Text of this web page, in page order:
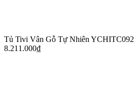
Tủ Tivi Vân Gỗ Tự Nhiên YCHITC092
8.211.000₫